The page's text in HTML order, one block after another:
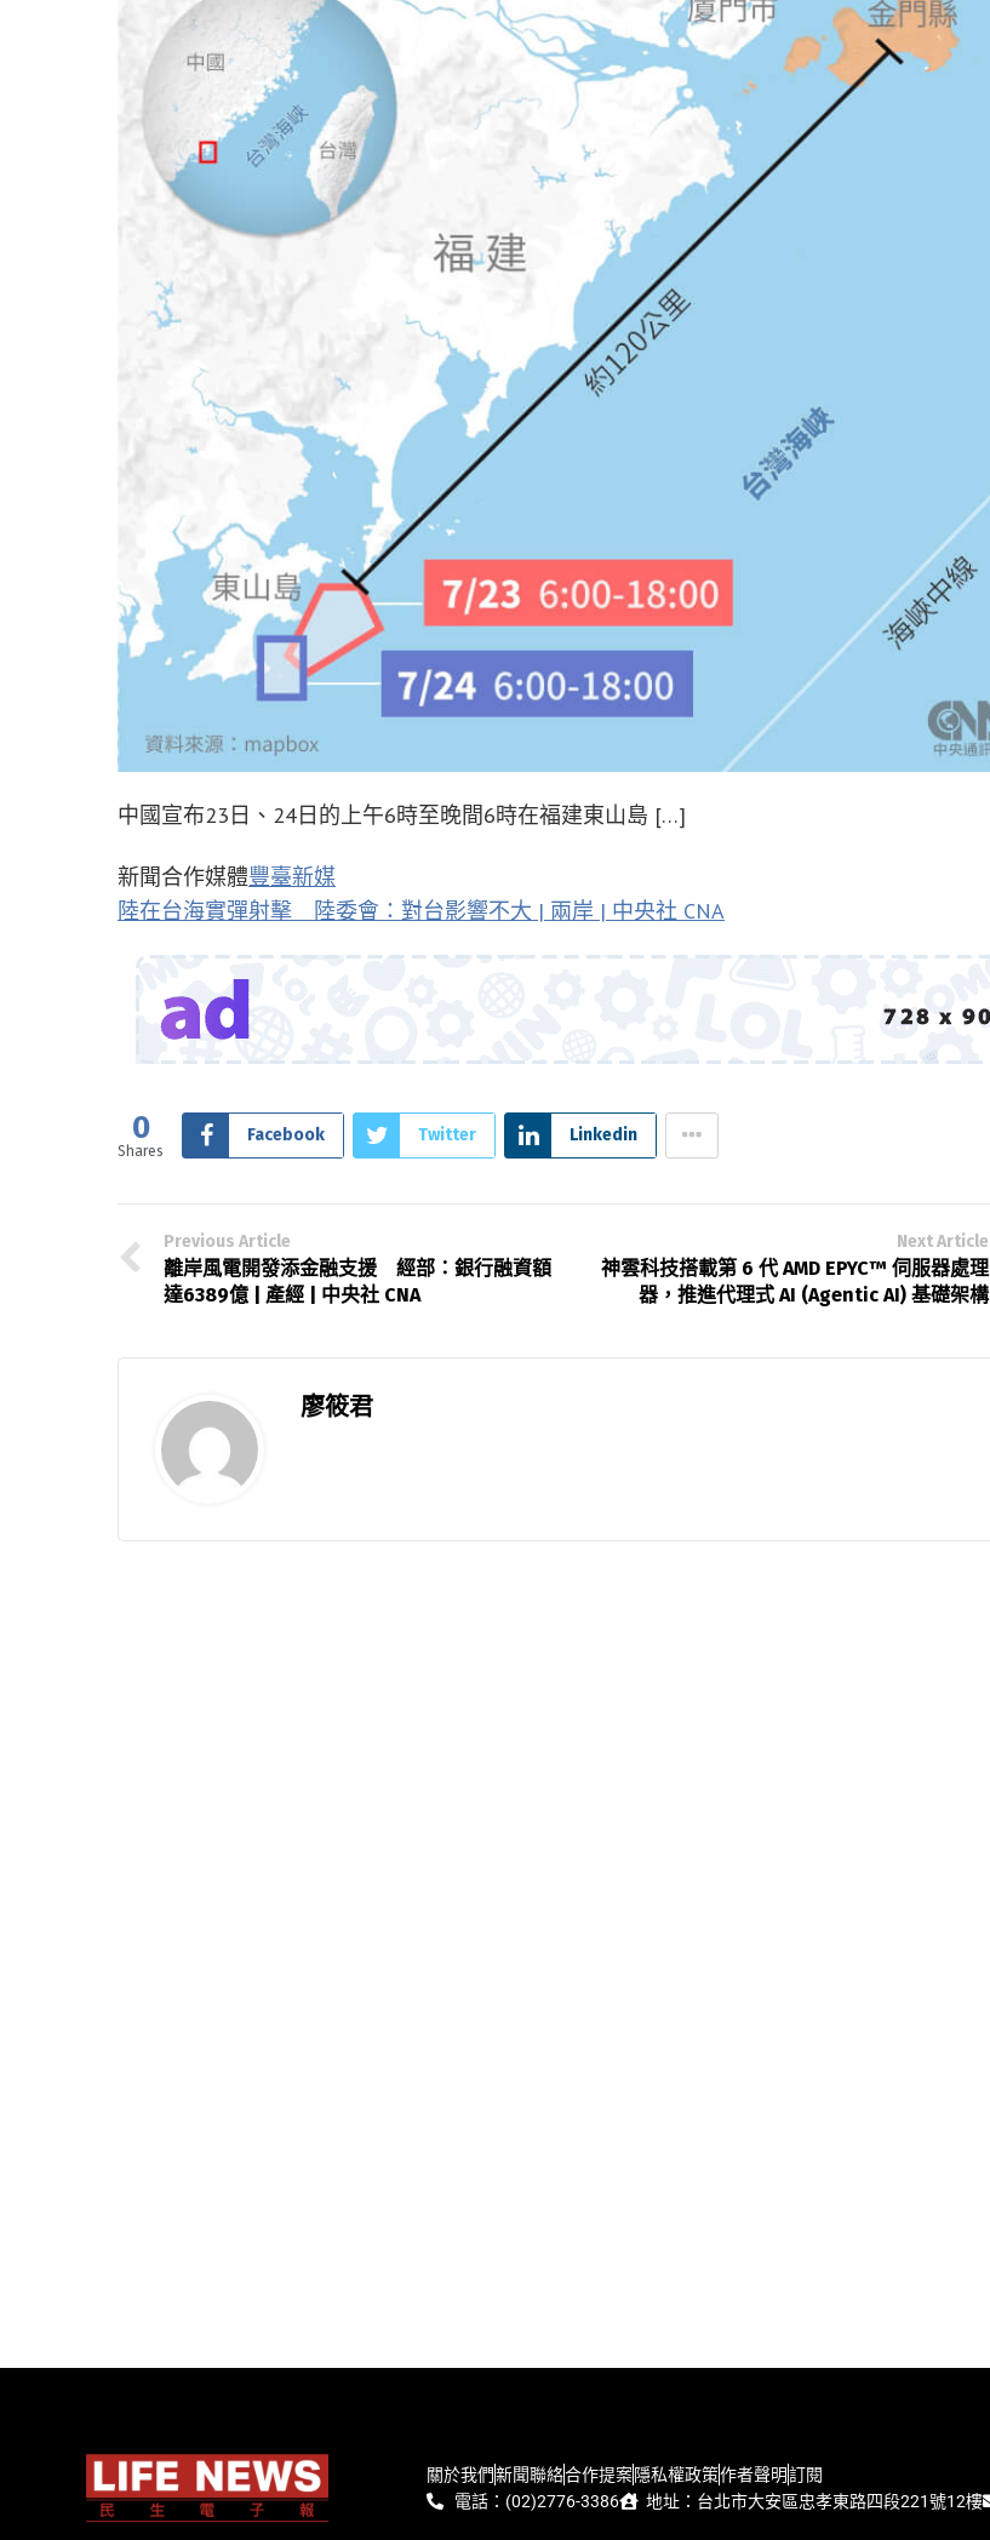
中國宣布23日、24日的上午6時至晚間6時在福建東山島 […]
新聞合作媒體豐臺新媒
陸在台海實彈射擊 陸委會：對台影響不大 | 兩岸 | 中央社 CNA
0
Shares
Facebook Twitter Linkedin
Previous Article
離岸風電開發添金融支援 經部：銀行融資額
達6389億 | 產經 | 中央社 CNA
Next Article
神雲科技搭載第 6 代 AMD EPYC™ 伺服器處理
器，推進代理式 AI (Agentic AI) 基礎架構
廖筱君
關於我們新聞聯絡合作提案隱私權政策作者聲明訂閱
電話：(02)2776-3386
地址：台北市大安區忠孝東路四段221號12樓